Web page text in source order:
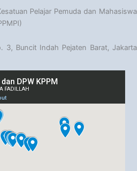
Pelajar Pemuda dan Mahasiswa
3, Buncit Indah Pejaten Barat, Jakarta